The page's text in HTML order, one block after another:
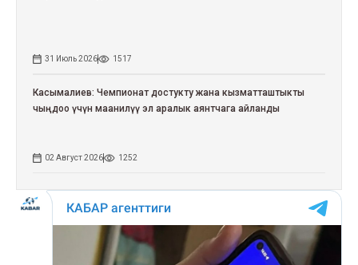
31 Июль 2026 1517
Касымалиев: Чемпионат достукту жана кызматташтыкты
чыңдоо үчүн маанилүү эл аралык аянтчага айланды
02 Август 2026 1252